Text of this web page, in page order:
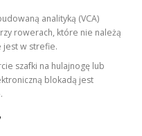
analityką (VCA)
rowerach, które nie należą
jest w strefie.
szafki na hulajnogę lub
blokadą jest